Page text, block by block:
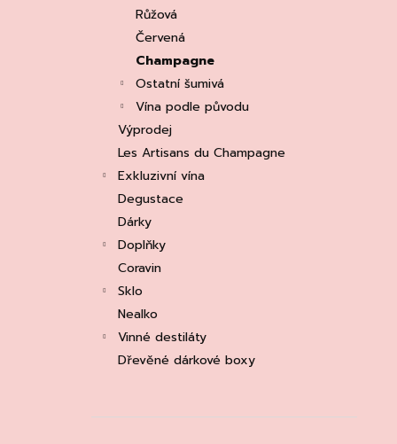
Růžová
Červená
Champagne
Ostatní šumivá
Vína podle původu
Výprodej
Les Artisans du Champagne
Exkluzivní vína
Degustace
Dárky
Doplňky
Coravin
Sklo
Nealko
Vinné destiláty
Dřevěné dárkové boxy
ASOLO PROSECCO SUPERIORE DOCG
BRUT, MARTIGNAGO
253 Kč
Původně: 335 Kč